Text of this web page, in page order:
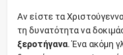
Αν είστε τα
τη δυνατότητα να
ξεροτήγανα. Ένα ακόμη